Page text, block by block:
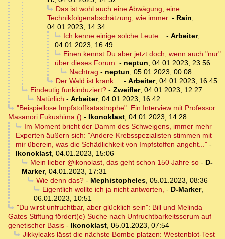
Das ist wohl auch eine Abwägung, eine
Technikfolgenabschätzung, wie immer. - Rain
04.01.2023, 14:34
Ich kenne einige solche Leute ..
- Arbeiter,
04.01.2023, 16:49
Einen kennst Du aber jetzt doch, wenn auch "nur"
über dieses Forum. - neptun 04.01.2023, 23:56
Nachtrag - neptun 05.01.2023, 00:08
Der Wald ist krank ...
- Arbeiter, 04.01.2023, 16:45
Eindeutig funkinduziert?- Zweifler, 04.01.2023, 12:27
Natürlich - Arbeiter, 04.01.2023, 16:42
"Beispiellose Impfstoffkatastrophe": Ein Interview mit Professor
Masanori Fukushima () - Ikonoklast 04.01.2023, 14:28
Im Moment bricht der Damm des Schweigens, immer mehr
Experten äußern sich: "Andere Krebsspezialisten stimmen mit
mir überein, was die Schädlichkeit von Impfstoffen angeht..." -
Ikonoklast 04.01.2023, 15:06
Mein lieber @ikonolast, das geht schon 150 Jahre so- D-
Marker, 04.01.2023, 17:31
Wie denn das?- Mephistopheles, 05.01.2023, 08:36
Eigentlich wollte ich ja nicht antworten, - D-Marker,
06.01.2023, 10:51
"Du wirst unfruchtbar, aber glücklich sein": Bill und Melinda
Gates Stiftung fördert(e) Suche nach Unfruchtbarkeitsserum auf
genetischer Basis - Ikonoklast 05.01.2023, 07:54
Jikkyleaks lässt die nächste Bombe platzen: Westenblot-Test